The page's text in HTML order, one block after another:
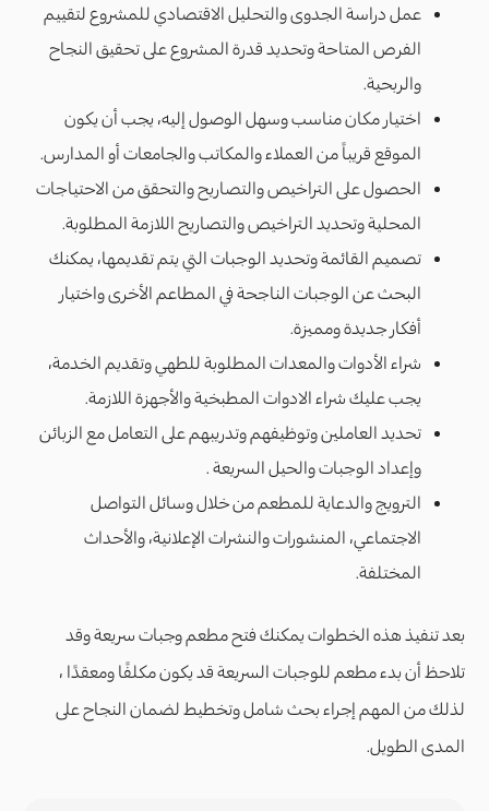
عمل دراسة الجدوى والتحليل الاقتصادي للمشروع لتقييم
الفرص المتاحة وتحديد قدرة المشروع على تحقيق النجاح
والربحية.
اختيار مكان مناسب وسهل الوصول إليه، يجب أن يكون
الموقع قريباً من العملاء والمكاتب والجامعات أو المدارس.
الحصول على التراخيص والتصاريح والتحقق من الاحتياجات
المحلية وتحديد التراخيص والتصاريح اللازمة المطلوبة.
تصميم القائمة وتحديد الوجبات التي يتم تقديمها، يمكنك
البحث عن الوجبات الناجحة في المطاعم الأخرى واختيار
أفكار جديدة ومميزة.
شراء الأدوات والمعدات المطلوبة للطهي وتقديم الخدمة،
يجب عليك شراء الادوات المطبخية والأجهزة اللازمة.
تحديد العاملين وتوظيفهم وتدريبهم على التعامل مع الزبائن
وإعداد الوجبات والحيل السريعة .
الترويج والدعاية للمطعم من خلال وسائل التواصل
الاجتماعي، المنشورات والنشرات الإعلانية، والأحداث
المختلفة.
بعد تنفيذ هذه الخطوات يمكنك فتح مطعم وجبات سريعة وقد
تلاحظ أن بدء مطعم للوجبات السريعة قد يكون مكلفًا ومعقدًا ،
لذلك من المهم إجراء بحث شامل وتخطيط لضمان النجاح على
المدى الطويل.